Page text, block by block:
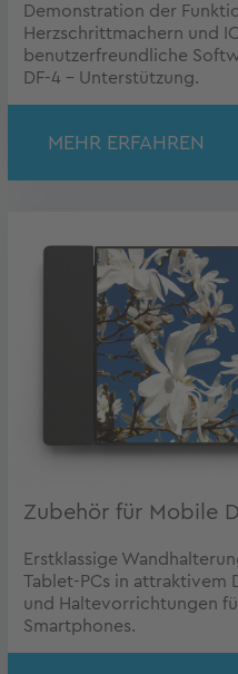
Demonstration der
Herzschrittmachern und
benutzerfreundliche
DF-4 - Unterstützung.
MEHR ERFAHREN
Zubehör für Mobile
Erstklassige
Tablet-PCs in attraktivem
und Haltevorrichtungen
Smartphones.